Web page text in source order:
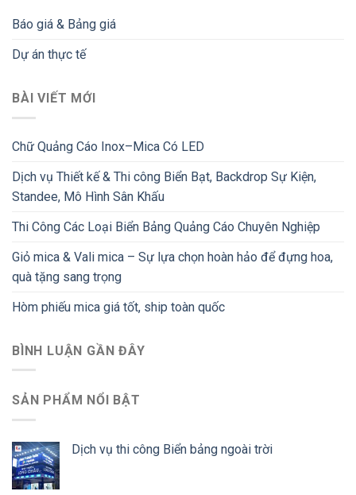
Báo giá & Bảng giá
Dự án thực tế
BÀI VIẾT MỚI
Chữ Quảng Cáo Inox–Mica Có LED
Dịch vụ Thiết kế & Thi công Biển Bạt, Backdrop Sự Kiện,
Standee, Mô Hình Sân Khấu
Thi Công Các Loại Biển Bảng Quảng Cáo Chuyên Nghiệp
Giỏ mica & Vali mica – Sự lựa chọn hoàn hảo để đựng hoa,
quà tặng sang trọng
Hòm phiếu mica giá tốt, ship toàn quốc
BÌNH LUẬN GẦN ĐÂY
SẢN PHẨM NỔI BẬT
Dịch vụ thi công Biển bảng ngoài trời